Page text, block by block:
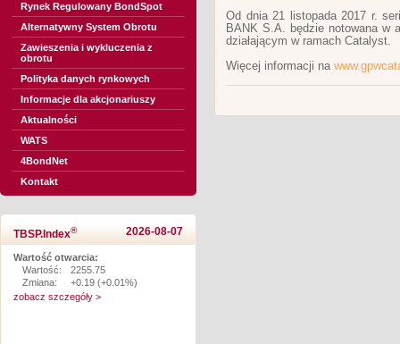
Rynek Regulowany BondSpot
Alternatywny System Obrotu
Zawieszenia i wykluczenia z
obrotu
Polityka danych rynkowych
Informacje dla akcjonariuszy
Aktualności
WATS
4BondNet
Kontakt
TBSP.Index® 2026-08-07
Wartość otwarcia:
Wartość:
2255.75
Zmiana:
+0.19 (+0.01%)
zobacz szczegóły >
Od dnia 21 listopada 2017 r.
BANK S.A. będzie notowana w
działającym w ramach Catalyst.
Więcej informacji na